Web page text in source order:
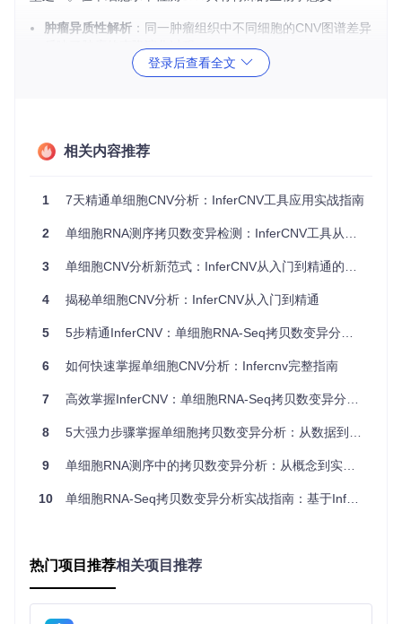
肿瘤异质性解析 ：同一肿瘤组织中不同细胞的CNV图谱差异
反映了肿瘤的克隆演化过程
：特定染色体区域的CNV模式可作为癌症早
期诊断的分子指标
🔬研究小贴士：CNV与基因突变的主要区别在于，CNV涉及
大片段基因组改变（通常>1kb），而基因突变主要指单个或少
变出现。
单细胞CNV分析与传统方法的本质差异
bulk 组织样本，得到的是群体细胞的平均CNV信号，无法反映
异质性
求量
需大量细胞 单个细胞即可
检测灵
低（需>20%细胞携带
相同CNV）
高（可检测单个细胞
的CNV）
V推断
登录后查看全文
相关内容推荐
1 7天精通单细胞CNV分析：InferCNV工具应用实战指南
2 单细胞RNA测序拷贝数变异检测：InferCNV工具从入门到精通
3 单细胞CNV分析新范式：InferCNV从入门到精通的实战指南
4 揭秘单细胞CNV分析：InferCNV从入门到精通
5 5步精通InferCNV：单细胞RNA-Seq拷贝数变异分析实战指南
6 如何快速掌握单细胞CNV分析：Infercnv完整指南
7 高效掌握InferCNV：单细胞RNA-Seq拷贝数变异分析实战指南
8 5大强力步骤掌握单细胞拷贝数变异分析：从数据到可视化的完整指南
9 单细胞RNA测序中的拷贝数变异分析：从概念到实战的完整指南
10 单细胞RNA-Seq拷贝数变异分析实战指南：基于InferCNV的实践应用
热门项目推荐相关项目推荐